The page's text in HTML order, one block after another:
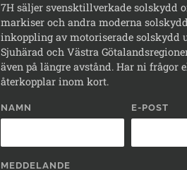
7H säljer svensktillverkade solskydd
markiser och andra moderna
inkoppling av motoriserade solskydd
Sjuhärad och Västra
även på längre avstånd. Har ni frågor
återkopplar inom kort.
NAMN E-POST
MEDDELANDE